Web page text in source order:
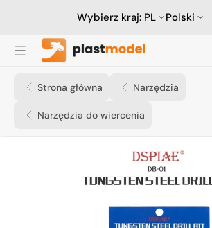
Wybierz kraj: PL Polski
Strona główna Narzędzia
Narzędzia do wiercenia